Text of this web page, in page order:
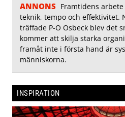
ANNONS Framtidens
teknik, tempo och effektivitet.
träffade P-O Osbeck blev det
kommer att skilja starka
framåt inte i första hand är
människorna.
INSPIRATION